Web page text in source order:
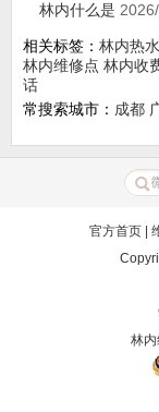
林内什么是
相关标签： 林内热
林内维修点 林内收
话
常搜索城市： 成都
官方首页|
林